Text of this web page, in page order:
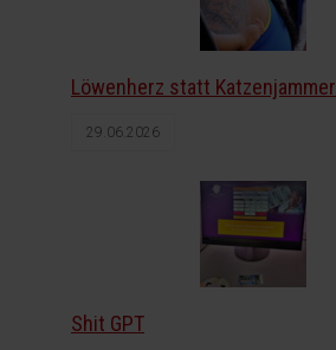
Löwenherz statt Katzenjammer
29.06.2026
Shit GPT